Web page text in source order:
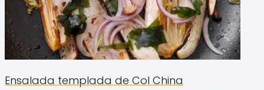
Ensalada templada de Col China